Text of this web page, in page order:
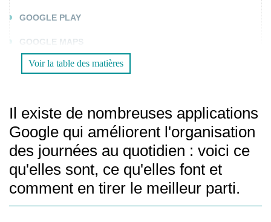
GOOGLE PLAY
GOOGLE MAPS
GOOGLE EARTH
GOOGLE FIT
GOOGLE TRANSLATE
GOOGLE PHOTOS
VOYAGES GOOGLE
Voir la table des matières
Il existe de nombreuses applications
Google qui améliorent l'organisation
des journées au quotidien : voici ce
qu'elles sont, ce qu'elles font et
comment en tirer le meilleur parti.